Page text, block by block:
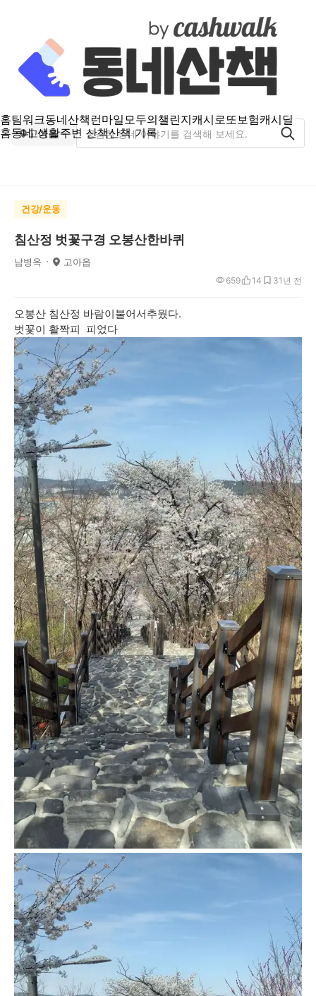
홈팀워크동네산책런마일모두의챌린지캐시로또보험캐시딜
홈동네 생활주변 산책산책 기록
고아읍
건강/운동
침산정 벗꽃구경 오봉산한바퀴
남병옥 고아읍
1년 전
659 14 3
오봉산 침산정 바람이불어서추웠다.
벗꽃이 활짝피 피었다